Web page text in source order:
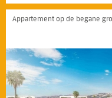
Appartement op de begane